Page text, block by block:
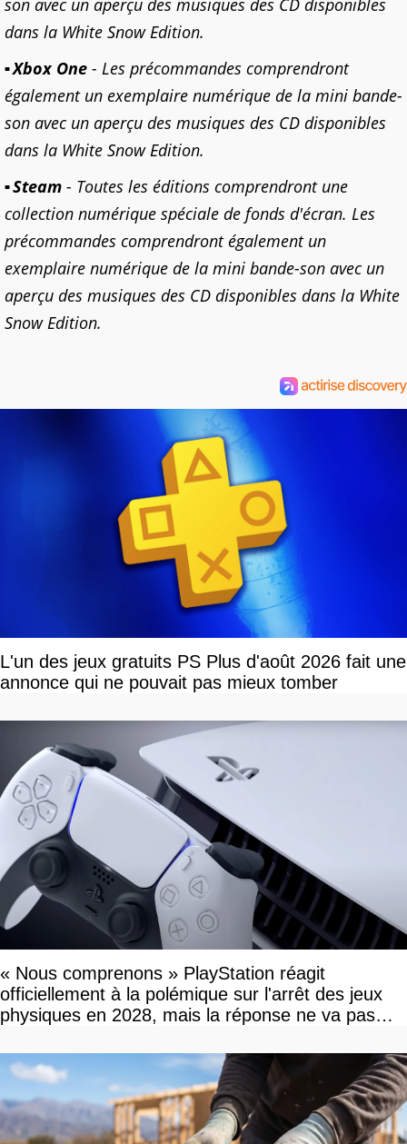
son avec un aperçu des musiques des CD disponibles
dans la White Snow Edition.
Xbox One - Les précommandes comprendront
également un exemplaire numérique de la mini bande-
son avec un aperçu des musiques des CD disponibles
dans la White Snow Edition.
Steam - Toutes les éditions comprendront une
collection numérique spéciale de fonds d'écran. Les
précommandes comprendront également un
exemplaire numérique de la mini bande-son avec un
aperçu des musiques des CD disponibles dans la White
Snow Edition.
L'un des jeux gratuits PS Plus d'août 2026 fait une
annonce qui ne pouvait pas mieux tomber
« Nous comprenons » PlayStation réagit
officiellement à la polémique sur l'arrêt des jeux
physiques en 2028, mais la réponse ne va pas